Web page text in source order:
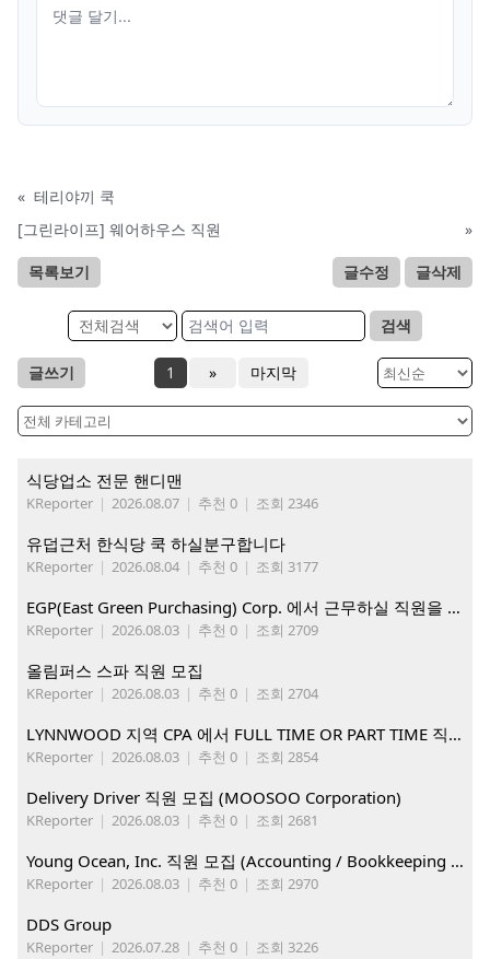
« 테리야끼 쿡
[그린라이프] 웨어하우스 직원
»
목록보기 글수정 글삭제
검색
글쓰기 1 » 마지막
식당업소 전문 핸디맨
KReporter | 2026.08.07 | 추천 0 | 조회 2346
유덥근처 한식당 쿡 하실분구합니다
KReporter | 2026.08.04 | 추천 0 | 조회 3177
EGP(East Green Purchasing) Corp. 에서 근무하실 직원을 아래와 같이 모집합니다.
KReporter | 2026.08.03 | 추천 0 | 조회 2709
올림퍼스 스파 직원 모집
KReporter | 2026.08.03 | 추천 0 | 조회 2704
LYNNWOOD 지역 CPA 에서 FULL TIME OR PART TIME 직원을 찾습니다
KReporter | 2026.08.03 | 추천 0 | 조회 2854
Delivery Driver 직원 모집 (MOOSOO Corporation)
KReporter | 2026.08.03 | 추천 0 | 조회 2681
Young Ocean, Inc. 직원 모집 (Accounting / Bookkeeping 분야)
KReporter | 2026.08.03 | 추천 0 | 조회 2970
DDS Group
KReporter | 2026.07.28 | 추천 0 | 조회 3226